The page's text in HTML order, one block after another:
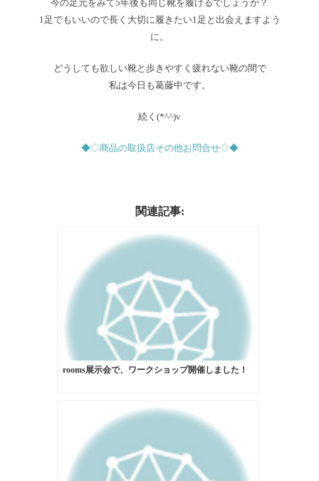
今の足元をみて5年後も同じ靴を履けるでしょうか？
1足でもいいので長く大切に履きたい1足と出会えますよう
に。
どうしても欲しい靴と歩きやすく疲れない靴の間で
私は今日も葛藤中です。
続く(*^^)v
◆◇商品の取扱店その他お問合せ◇◆
関連記事:
rooms展示会で、ワークショップ開催しました！